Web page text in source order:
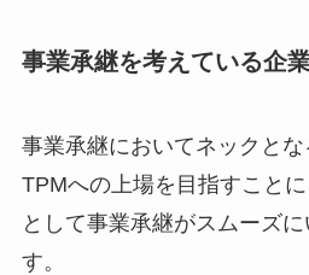
事業承継を考えている企
事業承継においてネックとな
TPMへの上場を目指すこと
として事業承継がスムーズ
す。